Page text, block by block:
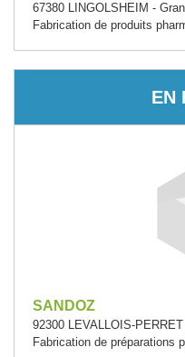
67380 LINGOLSHEIM -
Fabrication de produits
EN
SANDOZ
92300 LEVALLOIS-
Fabrication de préparations